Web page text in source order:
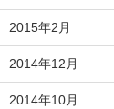
2015年2月
2014年12月
2014年10月